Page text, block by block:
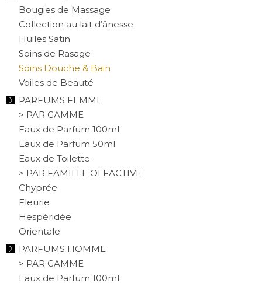
Bougies de Massage
Collection au lait d’ânesse
Huiles Satin
Soins de Rasage
Soins Douche & Bain
Voiles de Beauté
PARFUMS FEMME
> PAR GAMME
Eaux de Parfum 100ml
Eaux de Parfum 50ml
Eaux de Toilette
> PAR FAMILLE OLFACTIVE
Chyprée
Fleurie
Hespéridée
Orientale
PARFUMS HOMME
> PAR GAMME
Eaux de Parfum 100ml